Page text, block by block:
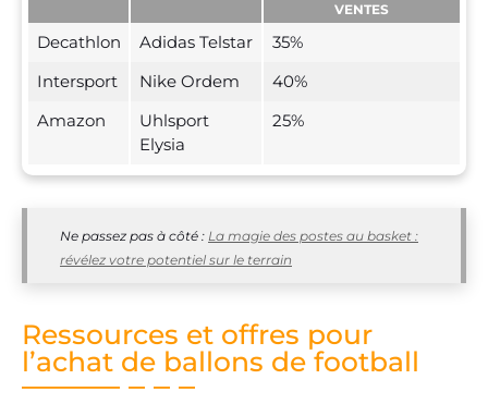
VENTES
Decathlon Adidas Telstar
35%
Intersport
Nike Ordem
40%
Amazon
Uhlsport
Elysia
25%
Ne passez pas à côté : La magie des postes au basket :
révélez votre potentiel sur le terrain
Ressources et offres pour
l’achat de ballons de football